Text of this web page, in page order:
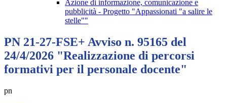
Azione di informazione, comunicazione e
pubblicità - Progetto "Appassionati "a salire le
stelle""
PN 21-27-FSE+ Avviso n. 95165 del
24/4/2026 "Realizzazione di percorsi
formativi per il personale docente"
pn